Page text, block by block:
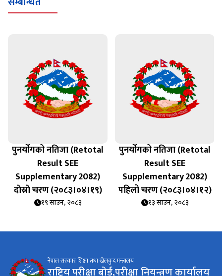
पुनर्याेगको नतिजा (Retotal
Result SEE
Supplementary 2082)
दाेस्राे चरण (२०८३।०४।१९)
१९ साउन, २०८३
पुनर्याेगको नतिजा (Retotal
Result SEE
Supplementary 2082)
पहिलो चरण (२०८३।०४।१२)
१३ साउन, २०८३
नेपाल सरकार शिक्षा तथा खेलकुद मन्त्रालय
राष्ट्रिय परीक्षा बोर्ड,परीक्षा नियन्त्रण कार्यालय